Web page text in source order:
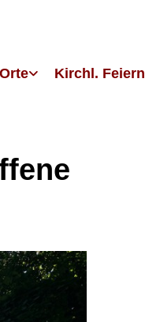
Kirchl. Feiern